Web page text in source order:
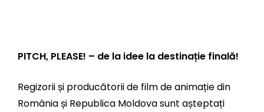
PITCH, PLEASE! – de la idee la destinație finală!
Regizorii și producătorii de film de animație din
România și Republica Moldova sunt așteptați